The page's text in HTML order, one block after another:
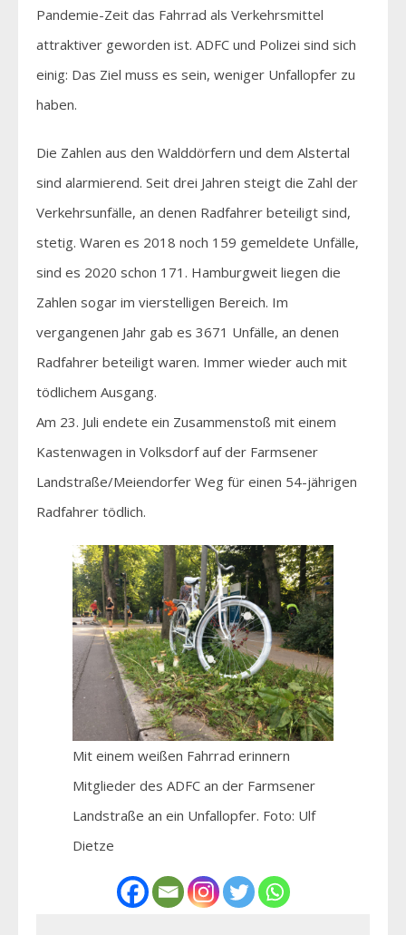
Pandemie-Zeit das Fahrrad als Verkehrsmittel
attraktiver geworden ist. ADFC und Polizei sind sich
einig: Das Ziel muss es sein, weniger Unfallopfer zu
haben.
Die Zahlen aus den Walddörfern und dem Alstertal
sind alarmierend. Seit drei Jahren steigt die Zahl der
Verkehrsunfälle, an denen Radfahrer beteiligt sind,
stetig. Waren es 2018 noch 159 gemeldete Unfälle,
sind es 2020 schon 171. Hamburgweit liegen die
Zahlen sogar im vierstelligen Bereich. Im
vergangenen Jahr gab es 3671 Unfälle, an denen
Radfahrer beteiligt waren. Immer wieder auch mit
tödlichem Ausgang.
Am 23. Juli endete ein Zusammenstoß mit einem
Kastenwagen in Volksdorf auf der Farmsener
Landstraße/Meiendorfer Weg für einen 54-jährigen
Radfahrer tödlich.
Mit einem weißen Fahrrad erinnern
Mitglieder des ADFC an der Farmsener
Landstraße an ein Unfallopfer. Foto: Ulf
Dietze